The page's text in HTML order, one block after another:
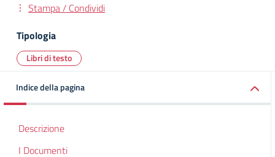
Stampa / Condividi
Tipologia
Libri di testo
Indice della pagina
Descrizione
I Documenti